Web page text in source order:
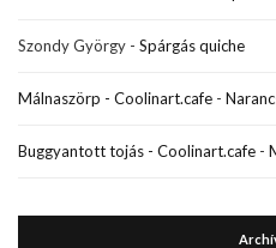
Szondy György - Spárgás quiche
Málnaszörp - Coolinart.cafe -
Buggyantott tojás - Coolinart.cafe -